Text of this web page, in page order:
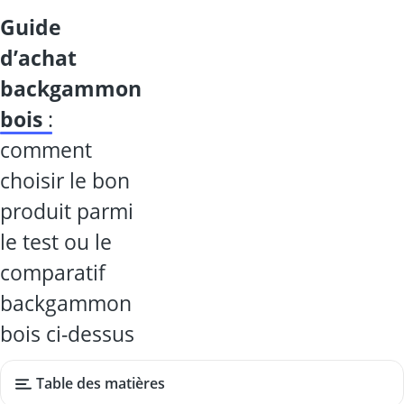
guide
d’achat
backgammon
bois :
comment
choisir le bon
produit parmi
le test ou le
comparatif
backgammon
bois ci-dessus
Table des matières